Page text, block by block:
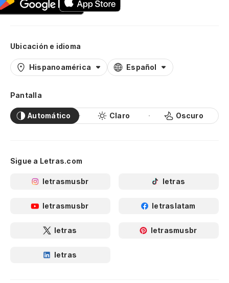
Ubicación e idioma
Hispanoamérica Español
Pantalla
Automático Claro Oscuro
Sigue a Letras.com
letrasmusbr letras
letrasmusbr letraslatam
letras letrasmusbr
letras